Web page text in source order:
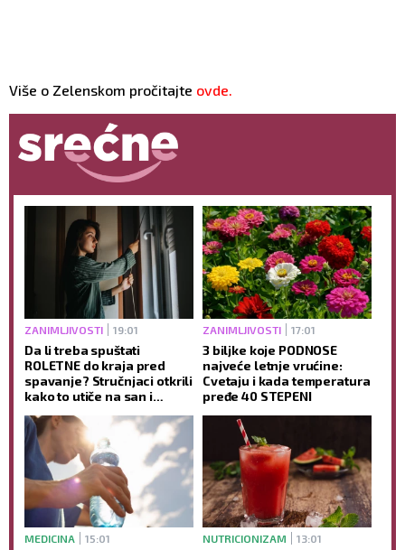
Više o Zelenskom pročitajte ovde.
ZANIMLJIVOSTI 19:01
Da li treba spuštati
ROLETNE do kraja pred
spavanje? Stručnjaci otkrili
kako to utiče na san i
ZANIMLJIVOSTI 17:01
3 biljke koje PODNOSE
najveće letnje vrućine:
Cvetaju i kada temperatura
pređe 40 STEPENI
MEDICINA 15:01 NUTRICIONIZAM 13:01